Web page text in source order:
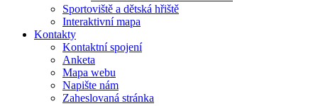
Sportoviště a dětská hřiště
Interaktivní mapa
Kontakty
Kontaktní spojení
Anketa
Mapa webu
Napište nám
Zaheslovaná stránka